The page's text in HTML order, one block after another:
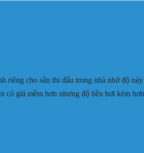
cho sân thi đấu trong nhà nhờ độ
giá mềm hơn nhưng độ bền hơi kém